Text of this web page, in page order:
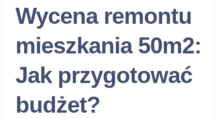
Wycena remontu
mieszkania 50m2:
Jak przygotować
budżet?